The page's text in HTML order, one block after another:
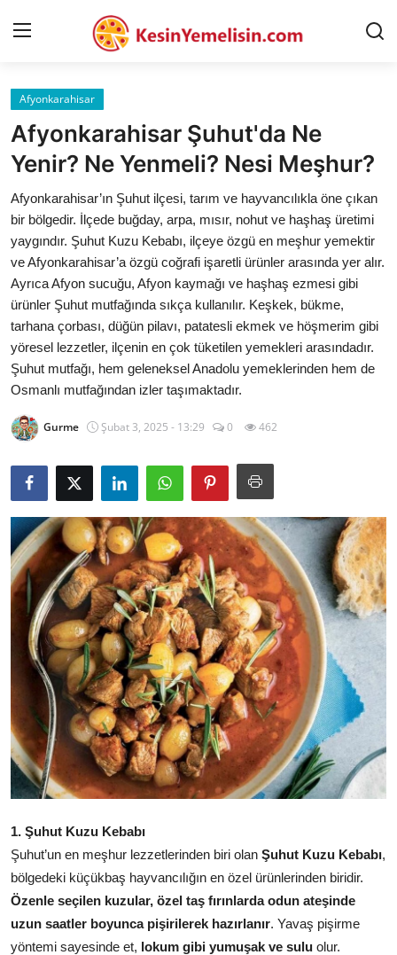
AnaSayfa
Gizlilik Sözleşmesi
Rüya Tabirleri
Diyet & Sağlıklı Beslenme
İletişim
Şehirler
Helal Gıda & Dini Hükümler
Gıda Güvenliği & Bilimi
Kalori & Diyet Rehberi
Mutfak Püf Noktaları & İpuçları
Mekan & Lezzet Rotaları
Temel Gıda ve Ürün Rehberleri
İçecek Kültürü & Barista
Yöresel Tarifler & Ev Yemekleri
Gıda Güvenliği & Sağlık
İçecek Kültürü & Rehberleri
Popüler Kültür & Mutfak Tarihi
Mutfak Temizliği & Pratik Bilgiler
Mutfak Sırları & Teknikler
Gıda Sözlüğü & Nedir?
Yemek Tarifleri & Menüler
Afyonkarahisar
Afyonkarahisar Şuhut'da Ne
Yenir? Ne Yenmeli? Nesi Meşhur?
Afyonkarahisar’ın Şuhut ilçesi, tarım ve hayvancılıkla öne çıkan
bir bölgedir. İlçede buğday, arpa, mısır, nohut ve haşhaş üretimi
yaygındır. Şuhut Kuzu Kebabı, ilçeye özgü en meşhur yemektir
ve Afyonkarahisar’a özgü coğrafi işaretli ürünler arasında yer alır.
Ayrıca Afyon sucuğu, Afyon kaymağı ve haşhaş ezmesi gibi
ürünler Şuhut mutfağında sıkça kullanılır. Keşkek, bükme,
tarhana çorbası, düğün pilavı, patatesli ekmek ve höşmerim gibi
yöresel lezzetler, ilçenin en çok tüketilen yemekleri arasındadır.
Şuhut mutfağı, hem geleneksel Anadolu yemeklerinden hem de
Osmanlı mutfağından izler taşımaktadır.
Gurme Şubat 3, 2025 - 13:29 0 462
1. Şuhut Kuzu Kebabı
Şuhut’un en meşhur lezzetlerinden biri olan Şuhut Kuzu Kebabı,
bölgedeki küçükbaş hayvancılığın en özel ürünlerinden biridir.
Özenle seçilen kuzular, özel taş fırınlarda odun ateşinde
uzun saatler boyunca pişirilerek hazırlanır. Yavaş pişirme
yöntemi sayesinde et, lokum gibi yumuşak ve sulu olur.